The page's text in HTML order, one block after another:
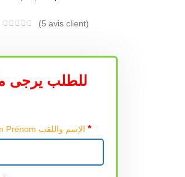
(5 avis client)
للطلب يرجى
*